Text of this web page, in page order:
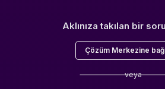
Aklınıza takılan bir
Çözüm Merkezine
veya